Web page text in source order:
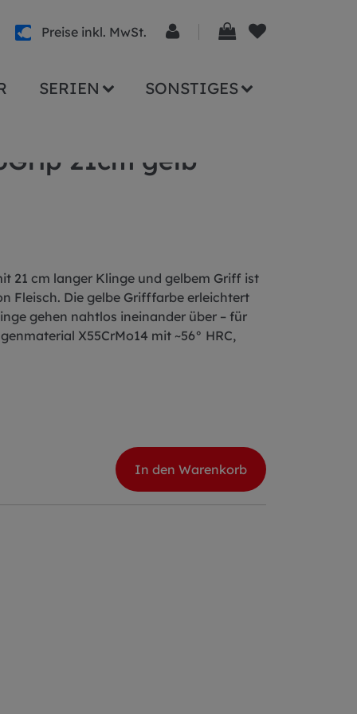
Preise inkl. MwSt.
SERIEN SONSTIGES
21cm gelb
21 cm langer Klinge und gelbem Griff ist
Fleisch. Die gelbe Grifffarbe erleichtert
gehen nahtlos ineinander über – für
X55CrMo14 mit ~56° HRC,
In den Warenkorb